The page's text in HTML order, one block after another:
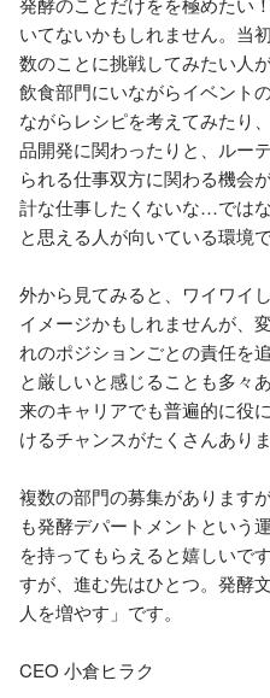
いてないかもしれません。当
数のことに挑戦してみたい人
飲食部門にいながらイベント
ながらレシピを考えてみたり
品開発に関わったりと、ルー
られる仕事双方に関わる機会
計な仕事したくないな…では
と思える人が向いている環境で
外から見てみると、ワイワイ
イメージかもしれませんが、
れのポジションごとの責任を
と厳しいと感じることも多々
来のキャリアでも普遍的に役
けるチャンスがたくさんありま
複数の部門の募集があります
も発酵デパートメントという
を持ってもらえると嬉しいで
すが、進む先はひとつ。発酵
人を増やす」です。
CEO 小倉ヒラク